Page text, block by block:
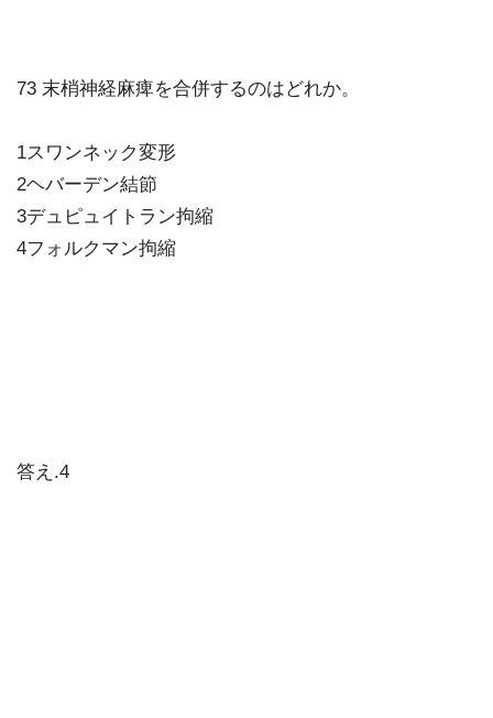
73 末梢神経麻痺を合併するのはどれか。
1スワンネック変形
2ヘバーデン結節
3デュピュイトラン拘縮
4フォルクマン拘縮
答え.4